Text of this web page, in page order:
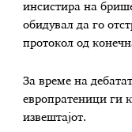
инсистира на
обидувал да го
протокол од
За време на
европратеници ги
извештајот.